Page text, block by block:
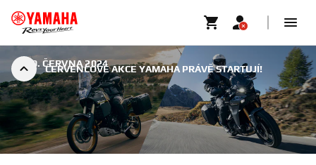
ČERVENCOVÉ AKCE YAMAHA PRÁVĚ STARTUJÍ!
30. ČERVNA 2024